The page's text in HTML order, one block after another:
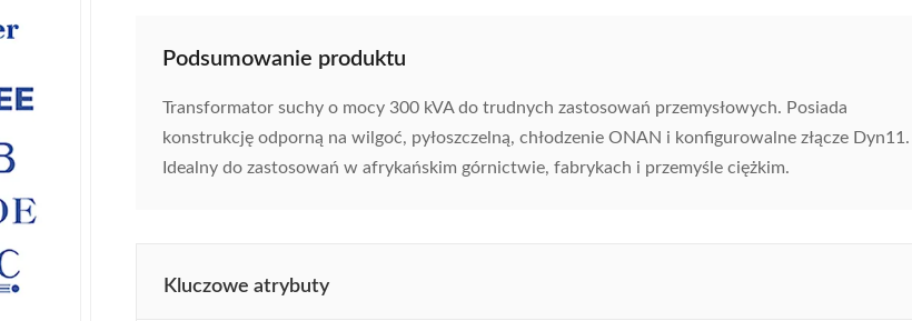
Podsumowanie produktu
Transformator suchy o mocy 300 kVA do trudnych zastosowań przemysłowych. Posiada
konstrukcję odporną na wilgoć, pyłoszczelną, chłodzenie ONAN i konfigurowalne złącze Dyn11.
Idealny do zastosowań w afrykańskim górnictwie, fabrykach i przemyśle ciężkim.
Kluczowe atrybuty